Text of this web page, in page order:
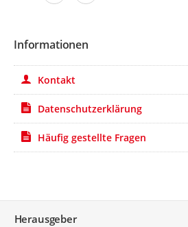
Informationen
Kontakt
Datenschutzerklärung
Häufig gestellte Fragen
Herausgeber